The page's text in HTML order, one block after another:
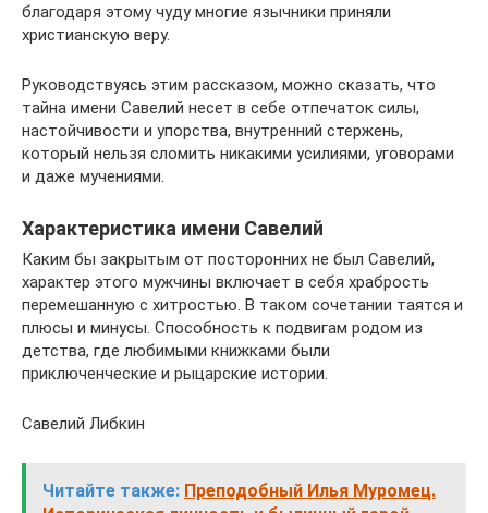
благодаря этому чуду многие язычники приняли
христианскую веру.
Руководствуясь этим рассказом, можно сказать, что
тайна имени Савелий несет в себе отпечаток силы,
настойчивости и упорства, внутренний стержень,
который нельзя сломить никакими усилиями, уговорами
и даже мучениями.
Характеристика имени Савелий
Каким бы закрытым от посторонних не был Савелий,
характер этого мужчины включает в себя храбрость
перемешанную с хитростью. В таком сочетании таятся и
плюсы и минусы. Способность к подвигам родом из
детства, где любимыми книжками были
приключенческие и рыцарские истории.
Савелий Либкин
Читайте также: Преподобный Илья Муромец.